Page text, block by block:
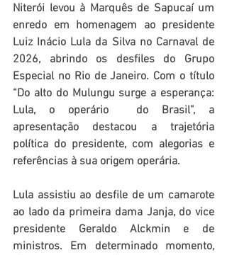
Niterói levou à Marquês de Sapucaí um
enredo em homenagem ao presidente
Luiz Inácio Lula da Silva no Carnaval de
2026, abrindo os desfiles do Grupo
Especial no Rio de Janeiro. Com o título
“Do alto do Mulungu surge a esperança:
Lula, o operário  do Brasil”, a
apresentação destacou a trajetória
política do presidente, com alegorias e
referências à sua origem operária.
Lula assistiu ao desfile de um camarote
ao lado da primeira dama Janja, do vice
presidente Geraldo Alckmin e de
ministros. Em determinado momento,